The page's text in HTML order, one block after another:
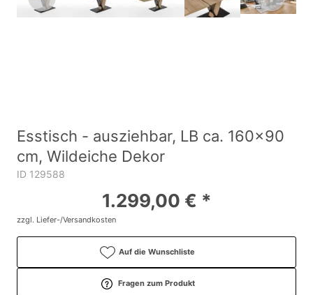
Esstisch - ausziehbar, LB ca. 160x90
cm, Wildeiche Dekor
ID 129588
1.299,00 € *
zzgl. Liefer-/Versandkosten
Auf die Wunschliste
Fragen zum Produkt